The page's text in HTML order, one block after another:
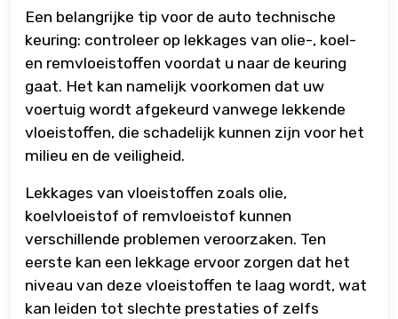
Een belangrijke tip voor de auto technische
keuring: controleer op lekkages van olie-, koel-
en remvloeistoffen voordat u naar de keuring
gaat. Het kan namelijk voorkomen dat uw
voertuig wordt afgekeurd vanwege lekkende
vloeistoffen, die schadelijk kunnen zijn voor het
milieu en de veiligheid.
Lekkages van vloeistoffen zoals olie,
koelvloeistof of remvloeistof kunnen
verschillende problemen veroorzaken. Ten
eerste kan een lekkage ervoor zorgen dat het
niveau van deze vloeistoffen te laag wordt, wat
kan leiden tot slechte prestaties of zelfs